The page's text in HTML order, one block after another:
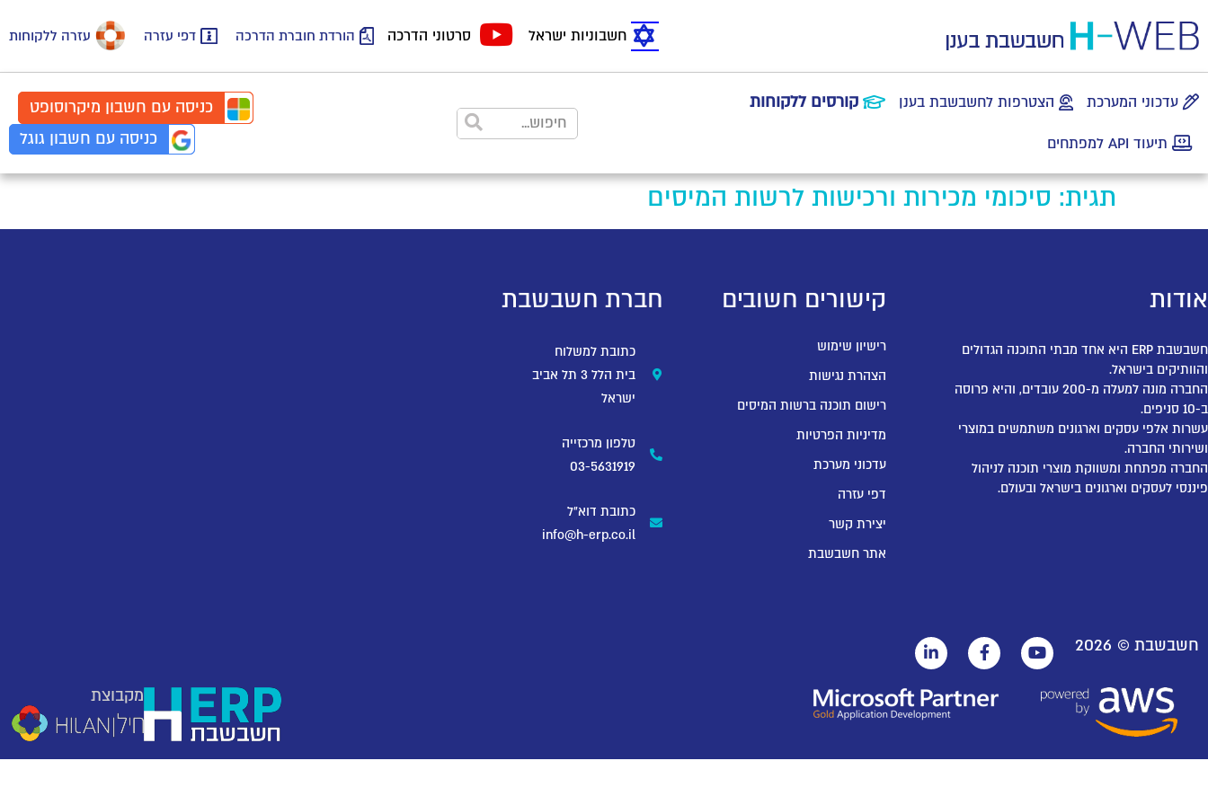
חשבוניות ישראל סרטוני הדרכה הורדת חוברת הדרכה דפי עזרה עזרה ללקוחות
עדכוני המערכת הצטרפות לחשבשבת בענן קורסים ללקוחות
תיעוד API למפתחים
כניסה עם חשבון מיקרוסופט
כניסה עם חשבון גוגל
תגית: סיכומי מכירות ורכישות לרשות המיסים
אודות
חשבשבת ERP היא אחד מבתי התוכנה הגדולים
והוותיקים בישראל.
החברה מונה למעלה מ-200 עובדים, והיא פרוסה
ב-10 סניפים.
עשרות אלפי עסקים וארגונים משתמשים במוצרי
ושירותי החברה.
החברה מפתחת ומשווקת מוצרי תוכנה לניהול
פיננסי לעסקים וארגונים בישראל ובעולם.
קישורים חשובים
רישיון שימוש
הצהרת נגישות
רישום תוכנה ברשות המיסים
מדיניות הפרטיות
עדכוני מערכת
דפי עזרה
יצירת קשר
אתר חשבשבת
חברת חשבשבת
כתובת למשלוח
בית הלל 3 תל אביב
ישראל
טלפון מרכזייה
03-5631919
כתובת דוא"ל
info@h-erp.co.il
חשבשבת © 2026
מקבוצת